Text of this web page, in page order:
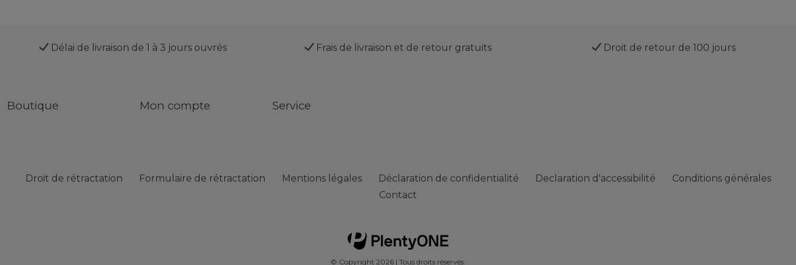
Délai de livraison de 1 à 3 jours ouvrés Frais de livraison et de retour gratuits Droit de retour de 100 jours
Boutique Mon compte Service
Droit de rétractation Formulaire de rétractation Mentions légales Déclaration de confidentialité Declaration d'accessibilité
Conditions générales
Contact
© Copyright 2026 | Tous droits réservés.